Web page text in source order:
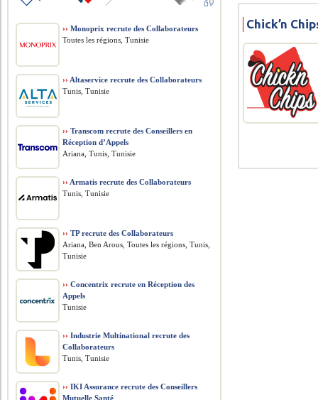
Chick’n
›› Monoprix recrute des Collaborateurs
Toutes les régions, Tunisie
›› Altaservice recrute des Collaborateurs
Tunis, Tunisie
›› Transcom recrute des Conseillers en
Réception d’Appels
Ariana, Tunis, Tunisie
›› Armatis recrute des Collaborateurs
Tunis, Tunisie
›› TP recrute des Collaborateurs
Ariana, Ben Arous, Toutes les régions, Tunis,
Tunisie
›› Concentrix recrute en Réception des
Appels
Tunisie
›› Industrie Multinational recrute des
Collaborateurs
Tunis, Tunisie
›› IKI Assurance recrute des Conseillers
Mutuelle Santé